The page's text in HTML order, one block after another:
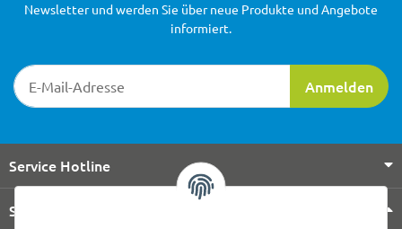
Newsletter-Registrierung
Anmelden
Newsletter und werden Sie über neue Produkte und Angebote
informiert.
Service Hotline
Shop Service